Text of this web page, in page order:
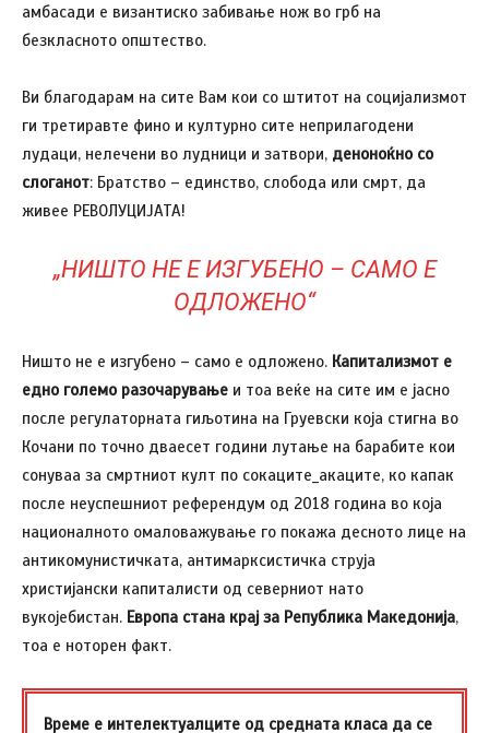
амбасади е византиско забивање нож во грб на
безкласното општество.
Ви благодарам на сите Вам кои со штитот на социјализмот
ги третиравте фино и културно сите неприлагодени
лудаци, нелечени во лудници и затвори, деноноќно со
слоганот: Братство – единство, слобода или смрт, да
живее РЕВОЛУЦИЈАТА!
„НИШТО НЕ Е ИЗГУБЕНО – САМО Е
ОДЛОЖЕНО“
Ништо не е изгубено – само е одложено. Капитализмот е
едно големо разочарување и тоа веќе на сите им е јасно
после регулаторната гиљотина на Груевски која стигна во
Кочани по точно дваесет години лутање на барабите кои
сонуваа за смртниот култ по сокаците_акаците, ко капак
после неуспешниот референдум од 2018 година во која
националното омаловажување го покажа десното лице на
антикомунистичката, антимарксистичка струја
христијански капиталисти од северниот нато
вукојебистан. Европа стана крај за Република Македонија,
тоа е ноторен факт.
Време е интелектуалците од средната класа да се